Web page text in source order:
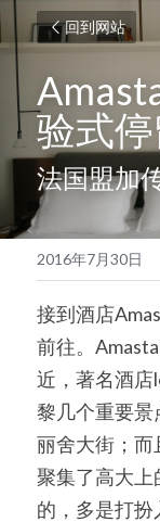
回到网站
验式停
法国盟加
2016年7月30日
接到酒店
前往。
近，著名酒店
黎几个重要
丽舍大街；而
聚集了高大上
的，多是打扮